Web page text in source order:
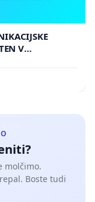
V
molčimo.
Boste tudi